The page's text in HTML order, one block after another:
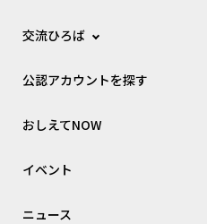
交流ひろば
公認アカウントを探す
おしえてNOW
イベント
ニュース